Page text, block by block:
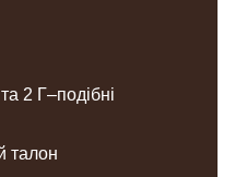
2 Г–подібні
талон